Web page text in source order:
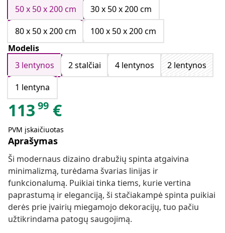
50 x 50 x 200 cm
30 x 50 x 200 cm
80 x 50 x 200 cm
100 x 50 x 200 cm
Modelis
3 lentynos
2 stalčiai 4 lentynos
2 lentynos
1 lentyna
113 99 €
PVM įskaičiuotas
Aprašymas
Ši modernaus dizaino drabužių spinta atgaivina
minimalizmą, turėdama švarias linijas ir
funkcionalumą. Puikiai tinka tiems, kurie vertina
paprastumą ir eleganciją, ši stačiakampė spinta puikiai
derės prie įvairių miegamojo dekoracijų, tuo pačiu
užtikrindama patogų saugojimą.